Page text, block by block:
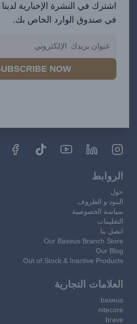
اشترك في النشرة الإخبارية
في صندوق الوارد الخاص بك.
NOW
الروابط
حول
البنود و الظروف
سياسة الخصوصية
التعليمات
اتصل بنا
Our Baseus Branch Store
Our Blog
Out of Stock & Inactive Products
العلامات التجارية
baseus
nitecore
brave